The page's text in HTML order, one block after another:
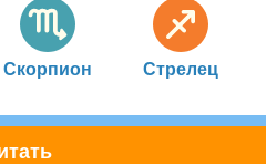
Скорпион Стрелец